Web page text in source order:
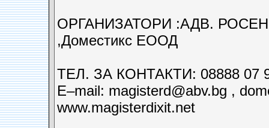
ОРГАНИЗАТОРИ :АДВ.
,Доместикс ЕООД
ТЕЛ. ЗА КОНТАКТИ: 08888 07
Е–mail: magisterd@abv.bg ,
www.magisterdixit.net